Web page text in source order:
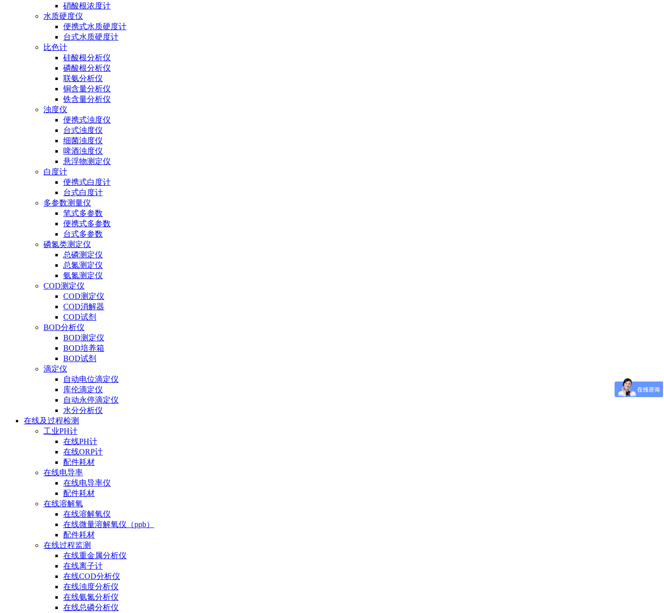
硝酸根浓度计
水质硬度仪
便携式水质硬度计
台式水质硬度计
比色计
硅酸根分析仪
磷酸根分析仪
联氨分析仪
铜含量分析仪
铁含量分析仪
浊度仪
便携式浊度仪
台式浊度仪
细菌浊度仪
啤酒浊度仪
悬浮物测定仪
白度计
便携式白度计
台式白度计
多参数测量仪
笔式多参数
便携式多参数
台式多参数
磷氮类测定仪
总磷测定仪
总氮测定仪
氨氮测定仪
COD测定仪
COD测定仪
COD消解器
COD试剂
BOD分析仪
BOD测定仪
BOD培养箱
BOD试剂
滴定仪
自动电位滴定仪
库伦滴定仪
自动永停滴定仪
水分分析仪
在线及过程检测
工业PH计
在线PH计
在线ORP计
配件耗材
在线电导率
在线电导率仪
配件耗材
在线溶解氧
在线溶解氧仪
在线微量溶解氧仪（ppb）
配件耗材
在线过程监测
在线重金属分析仪
在线离子计
在线COD分析仪
在线浊度分析仪
在线氨氮分析仪
在线总磷分析仪